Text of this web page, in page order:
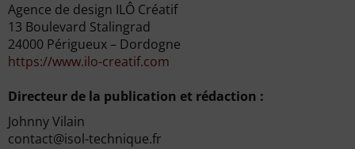
Agence de design ILÔ Créatif
13 Boulevard Stalingrad
24000 Périgueux – Dordogne
https://www.ilo-creatif.com
Directeur de la publication et rédaction :
Johnny Vilain
contact@isol-technique.fr